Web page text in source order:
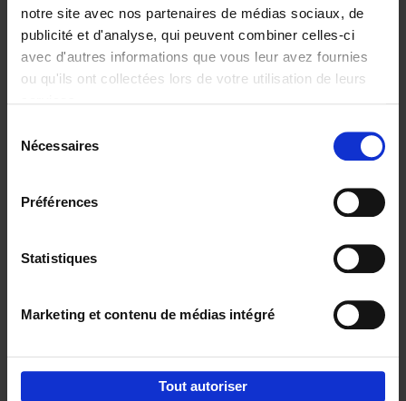
notre site avec nos partenaires de médias sociaux, de
publicité et d'analyse, qui peuvent combiner celles-ci
avec d'autres informations que vous leur avez fournies
ou qu'ils ont collectées lors de votre utilisation de leurs
Nécessaires
Préférences
Statistiques
Marketing et contenu de médias intégré
Tout autoriser
€29,99
Digital marketing like a PRO -
completely revised edition (EN)